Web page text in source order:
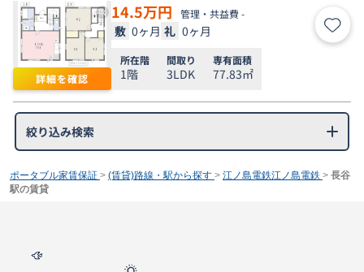
詳細を確認
14.5万円 管理・共益費 -
敷 0ヶ月 礼 0ヶ月 お気
所在階
1階
間取り
3LDK
専有面積
77.83㎡
絞り込み検索
ポータブル家賃保証 > (賃貸)路線・駅から探す > 江ノ島電鉄江ノ島電鉄 > 長谷
駅の賃貸